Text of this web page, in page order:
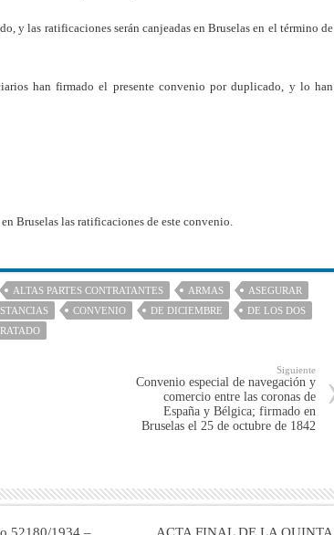
y las ratificaciones serán canjeadas en Bruselas en el término de
han firmado el presente convenio por duplicado, y lo han
Bruselas las ratificaciones de este convenio.
ALTAS PARTES CONTRATANTES ARMAS
ASEGURAR
CONVENIO DE DICIEMBRE
DE LOS DOS
Siguiente
Convenio especial de navegación y
comercio entre las coronas de
España y Bélgica; firmado en
Bruselas el 25 de octubre de 1842
52180/1934 –
ACTA FINAL DE LA QUINTA